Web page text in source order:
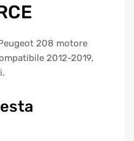
208 motore
2012-2019,